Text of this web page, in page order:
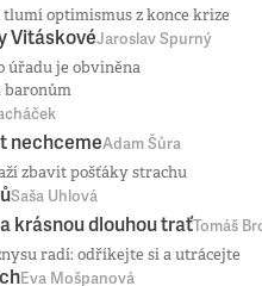
optimismus z konce krize
VitáskovéJaroslav Spurný
úřadu je obviněna
baronům
nechcemeAdam Šůra
zbavit pošťáky strachu
Saša Uhlová
Jeffa Bezose na krásnou dlouhou traťTomáš
radí: odříkejte si a utrácejte
Eva Mošpanová